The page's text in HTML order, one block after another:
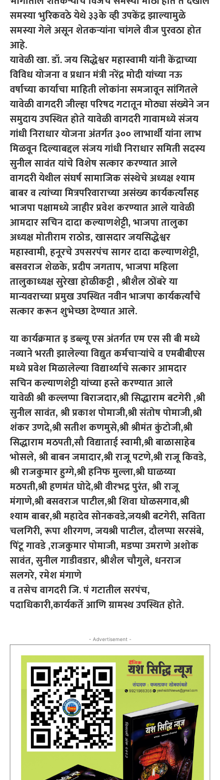
समस्या भुरिकवठे येथे ३३के व्ही उपकेंद्र झाल्यामुळे
समस्या गेले असून शेतकऱ्यांना चांगले वीज पुरवठा होत
आहे.
यावेळी खा. डॉ. जय सिद्धेश्वर महास्वामी यांनी केंद्राच्या
विविध योजना व प्रधान मंत्री नरेंद्र मोदी यांच्या नऊ
वर्षाच्या कार्याचा माहिती लोकांना समजावून सांगितले
यावेळी वागदरी जील्हा परिषद गटातून मोठ्या संख्येने जन
समुदाय उपस्थित होते यावेळी वागदरी गावामध्ये संजय
गांधी निराधार योजना अंतर्गत ३०० लाभार्थी यांना लाभ
मिळवून दिल्याबद्दल संजय गांधी निराधार समिती सदस्य
सुनील सावंत यांचे विशेष सत्कार करण्यात आले
वागदरी येथील संघर्ष सामाजिक संस्थेचे अध्यक्ष श्याम
बाबर व त्यांच्या मित्रपरिवाराच्या असंख्य कार्यकर्त्यांसह
भाजपा पक्षामध्ये जाहीर प्रवेश करण्यात आले यावेळी
आमदार सचिन दादा कल्याणशेट्टी, भाजपा तालुका
अध्यक्ष मोतीराम राठोड, खासदार जयसिद्धेश्वर
महास्वामी, हनूरचे उपसरपंच सागर दादा कल्याणशेट्टी,
बसवराज शेळके, प्रदीप जगताप, भाजपा महिला
तालुकाध्यक्ष सुरेखा होळीकट्टी , श्रीशैल ठोंबरे या
मान्यवराच्या प्रमुख उपस्थित नवीन भाजपा कार्यकर्त्यांचे
सत्कार करून शुभेच्छा देण्यात आले.
या कार्यक्रमात इ डब्ल्यू एस अंतर्गत एम एस सी बी मध्ये
नव्याने भरती झालेल्या विद्युत कर्मचाऱ्यांचे व एमबीबीएस
मध्ये प्रवेश मिळालेल्या विद्यार्थ्याचे सत्कार आमदार
सचिन कल्याणशेट्टी यांच्या हस्ते करण्यात आले
यावेळी श्री कल्लप्पा बिराजदार,श्री सिद्धाराम बटगेरी ,श्री
सुनील सावंत, श्री प्रकाश पोमाजी,श्री संतोष पोमाजी,श्री
शंकर उणदे,श्री सतीश कणमुसे,श्री श्रीमंत कुंटोजी,श्री
सिद्धाराम मठपती,सौ विद्याताई स्वामी,श्री बाळासाहेब
भोसले, श्री बाबन जमादार,श्री राजू पटणे,श्री राजू किवडे,
श्री राजकुमार हुग्गे,श्री हनिफ मुल्ला,श्री घाळय्या
मठपती,श्री हणमंत घोदे,श्री वीरभद्र पुरंत, श्री राजू
मंगाणे,श्री बसवराज पाटील,श्री शिवा घोळसगाव,श्री
श्याम बाबर,श्री महादेव सोनकवडे,जयश्री बटगेरी, सविता
चलगिरी, रूपा शीरगण, जयश्री पाटील, दौलप्पा सरसंबे,
पिंटू गावडे ,राजकुमार पोमाजी, मडप्पा उमराणे अशोक
सावंत, सुनील गाडीवडार, श्रीशैल चौगुले, धनराज
सलगरे, रमेश मंगाणे
व तसेच वागदरी जि. पं गटातील सरपंच,
पदाधिकारी,कार्यकर्ते आणि ग्रामस्थ उपस्थित होते.
- Advertisement -